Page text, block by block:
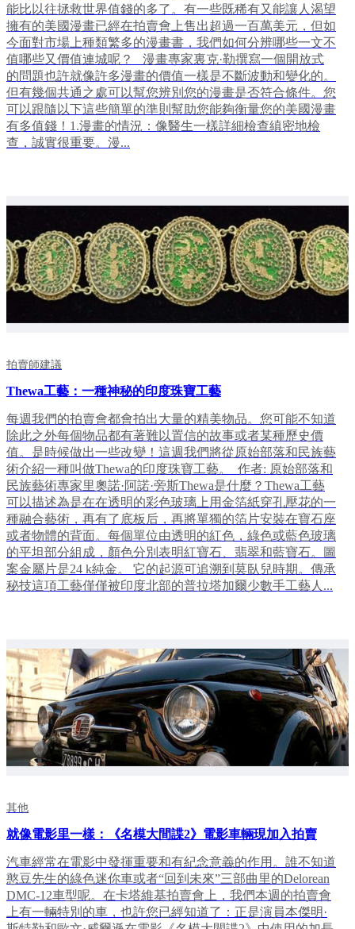
能比以往拯救世界值錢的多了。有一些既稀有又能讓人渴望
擁有的美國漫畫已經在拍賣會上售出超過一百萬美元，但如
今面對市場上種類繁多的漫畫書，我們如何分辨哪些一文不
值哪些又價值連城呢？ 漫畫專家裏克·勒撰寫一個開放式
的問題也許就像許多漫畫的價值一樣是不斷波動和變化的。
但有幾個共通之處可以幫您辨別您的漫畫是否符合條件。您
可以跟隨以下這些簡單的準則幫助您能夠衡量您的美國漫畫
有多值錢！1.漫畫的情況：像醫生一樣詳細檢查縝密地檢
查，誠實很重要。漫...
拍賣師建議
Thewa工藝：一種神秘的印度珠寶工藝
每週我們的拍賣會都會拍出大量的精美物品。您可能不知道
除此之外每個物品都有著難以置信的故事或者某種歷史價
值。是時候做出一些改變！這週我們將從原始部落和民族藝
術介紹一種叫做Thewa的印度珠寶工藝。 作者: 原始部落和
民族藝術專家里奧諾·阿諾·旁斯Thewa是什麼？Thewa工藝
可以描述為是在在透明的彩色玻璃上用金箔紙穿孔壓花的一
種融合藝術，再有了底板后，再將單獨的箔片安裝在寶石座
或者物體的背面。每個單位由透明的紅色，綠色或藍色玻璃
的平坦部分組成，顏色分別表明紅寶石、翡翠和藍寶石。圖
案金屬片是24 k純金。 它的起源可追溯到莫臥兒時期。傳承
秘技這項工藝僅僅被印度北部的普拉塔加爾少數手工藝人...
其他
就像電影里一樣：《名模大間諜2》電影車輛現加入拍賣
汽車經常在電影中發揮重要和有紀念意義的作用。誰不知道
憨豆先生的綠色迷你車或者“回到未來”三部曲里的Delorean
DMC-12車型呢。在卡塔維基拍賣會上，我們本週的拍賣會
上有一輛特別的車，也許您已經知道了：正是演員本傑明·